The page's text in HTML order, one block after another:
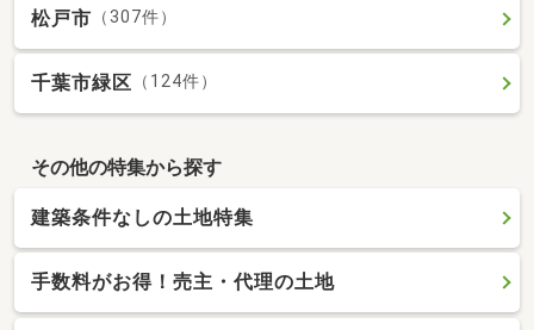
松戸市 （307件）
千葉市緑区 （124件）
その他の特集から探す
建築条件なしの土地特集
手数料がお得！売主・代理の土地